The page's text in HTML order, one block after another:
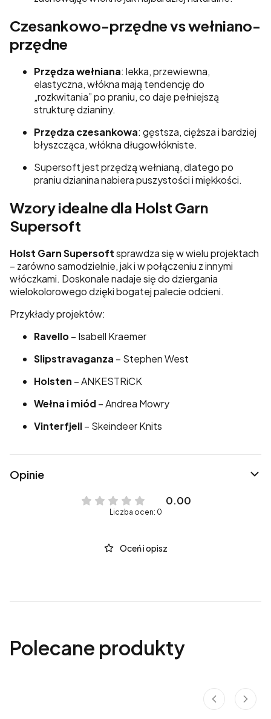
Czesankowo-przędne vs wełniano-
przędne
Przędza wełniana: lekka, przewiewna,
elastyczna, włókna mają tendencję do
„rozkwitania” po praniu, co daje pełniejszą
strukturę dzianiny.
Przędza czesankowa: gęstsza, cięższa i bardziej
błyszcząca, włókna długowłókniste.
Supersoft jest przędzą wełnianą, dlatego po
praniu dzianina nabiera puszystości i miękkości.
Wzory idealne dla Holst Garn
Supersoft
Holst Garn Supersoftsprawdza się w wielu projektach
– zarówno samodzielnie, jak i w połączeniu z innymi
włóczkami. Doskonale nadaje się do dziergania
wielokolorowego dzięki bogatej palecie odcieni.
Przykłady projektów:
Ravello– Isabell Kraemer
Slipstravaganza – Stephen West
Holsten – ANKESTRiCK
Wełna i miód– Andrea Mowry
Vinterfjell– Skeindeer Knits
Opinie
0.00
Liczba ocen: 0
Oceń i opisz
Polecane produkty